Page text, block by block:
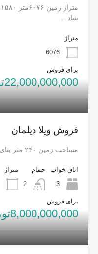
بنیاد…
متراژ
6076
برای فروش
22,000,000,000تومان
فروش ویلا دیلمان
مساحت زمین ۲۴۰ متر بنای دوبلکس نوساز کلید نخورده فول…
اتاق خواب
3
حمام
2
متراژ
برای فروش
8,000,000,000تومان